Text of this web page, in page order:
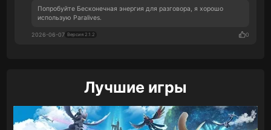
Попробуйте Бесконечная энергия для разговора, я хорошо
использую Paralives.
2026-06-07 Версия 2.1.2 0
Лучшие игры